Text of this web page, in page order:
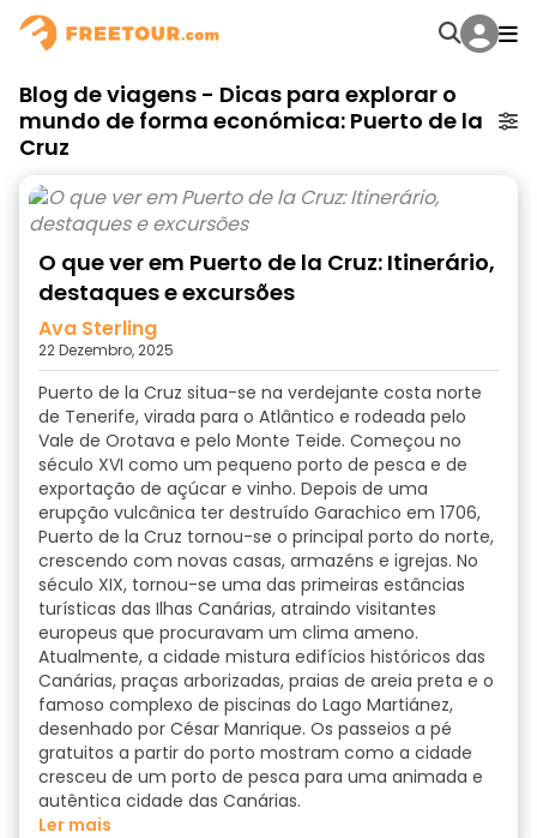
Blog de viagens - Dicas para explorar o
mundo de forma económica: Puerto de la
Cruz
O que ver em Puerto de la Cruz: Itinerário,
destaques e excursões
Ava Sterling
22 Dezembro, 2025
Puerto de la Cruz situa-se na verdejante costa norte
de Tenerife, virada para o Atlântico e rodeada pelo
Vale de Orotava e pelo Monte Teide. Começou no
século XVI como um pequeno porto de pesca e de
exportação de açúcar e vinho. Depois de uma
erupção vulcânica ter destruído Garachico em 1706,
Puerto de la Cruz tornou-se o principal porto do norte,
crescendo com novas casas, armazéns e igrejas. No
século XIX, tornou-se uma das primeiras estâncias
turísticas das Ilhas Canárias, atraindo visitantes
europeus que procuravam um clima ameno.
Atualmente, a cidade mistura edifícios históricos das
Canárias, praças arborizadas, praias de areia preta e o
famoso complexo de piscinas do Lago Martiánez,
desenhado por César Manrique. Os passeios a pé
gratuitos a partir do porto mostram como a cidade
cresceu de um porto de pesca para uma animada e
autêntica cidade das Canárias.
ler mais